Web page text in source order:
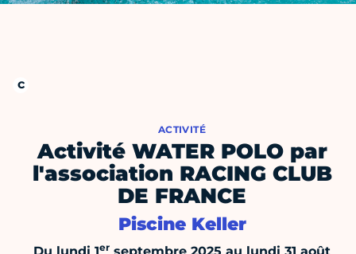
ACTIVITÉ
Activité WATER POLO par
l'association RACING CLUB
DE FRANCE
Piscine Keller
er